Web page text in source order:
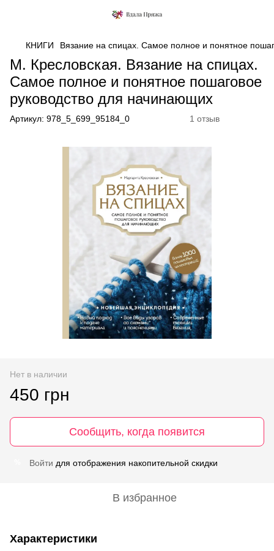
КНИГИ Вязание на спицах. Самое полное и понятное
М. Кресловская. Вязание на спицах.
Самое полное и понятное пошаговое
руководство для начинающих
Артикул: 978_5_699_95184_0 1 отзыв
Нет в наличии
450 грн
Сообщить, когда появится
Войти для отображения накопительной скидки
В избранное
Характеристики